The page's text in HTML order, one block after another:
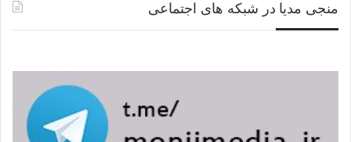
منجی مدیا در شبکه های اجتماعی